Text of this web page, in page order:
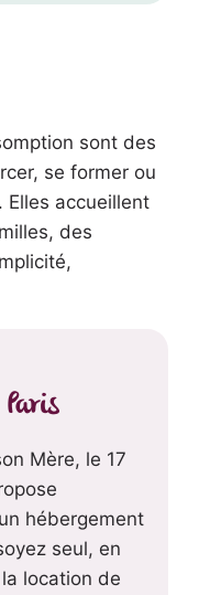
sont des
se former ou
Elles accueillent
des
Mère, le 17
hébergement
seul, en
location de